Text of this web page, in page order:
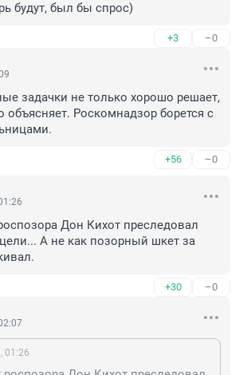
будут, был бы спрос)
+3 –0
задачки не только хорошо решает,
Роскомнадзор борется с
+56 –0
Дон Кихот преследовал
А не как позорный шкет за
+30 –0
01:26